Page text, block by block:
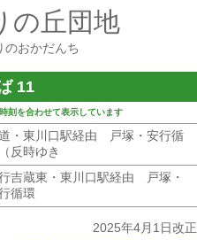
の丘団地
のおかだんち
11
刻を合わせて表示しています
・東川口駅経由 戸塚・安行循
反時ゆき
吉蔵東・東川口駅経由 戸塚・
循環
2025年4月1日改正